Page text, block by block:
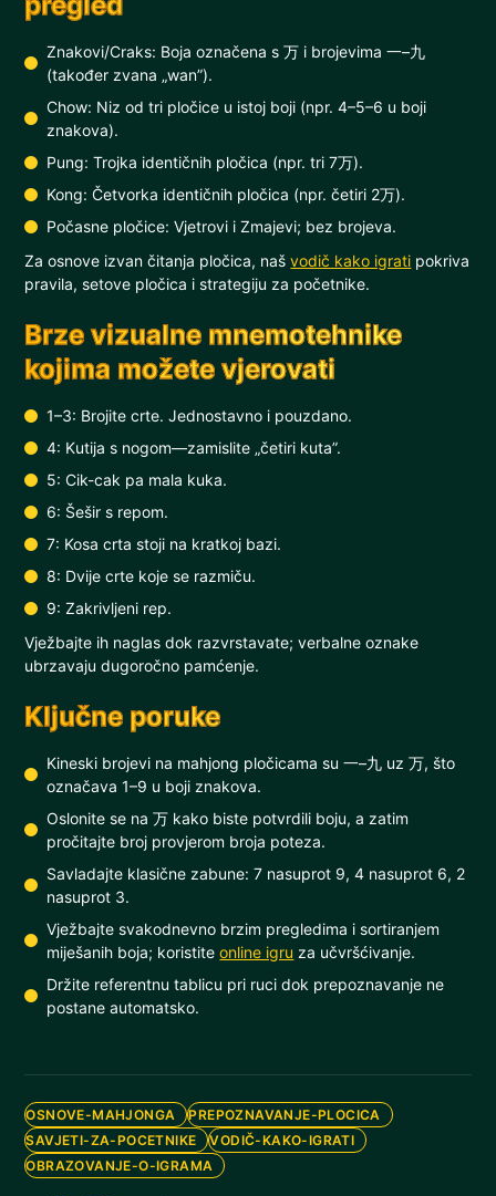
Znakovi/Craks: Boja označena s 万 i brojevima 一–九
(također zvana „wan”).
Chow: Niz od tri pločice u istoj boji (npr. 4–5–6 u boji
znakova).
Pung: Trojka identičnih pločica (npr. tri 7万).
Kong: Četvorka identičnih pločica (npr. četiri 2万).
Počasne pločice: Vjetrovi i Zmajevi; bez brojeva.
Za osnove izvan čitanja pločica, našvodič kako igrati pokriva
pravila, setove pločica i strategiju za početnike.
Brze vizualne mnemotehnike
kojima možete vjerovati
1–3: Brojite crte. Jednostavno i pouzdano.
4: Kutija s nogom—zamislite „četiri kuta”.
5: Cik-cak pa mala kuka.
6: Šešir s repom.
7: Kosa crta stoji na kratkoj bazi.
8: Dvije crte koje se razmiču.
9: Zakrivljeni rep.
Vježbajte ih naglas dok razvrstavate; verbalne oznake
ubrzavaju dugoročno pamćenje.
Ključne poruke
Kineski brojevi na mahjong pločicama su 一–九 uz 万, što
označava 1–9 u boji znakova.
Oslonite se na 万 kako biste potvrdili boju, a zatim
pročitajte broj provjerom broja poteza.
Savladajte klasične zabune: 7 nasuprot 9, 4 nasuprot 6, 2
nasuprot 3.
Vježbajte svakodnevno brzim pregledima i sortiranjem
miješanih boja; koristiteonline igru za učvršćivanje.
Držite referentnu tablicu pri ruci dok prepoznavanje ne
postane automatsko.
OSNOVE-MAHJONGA
PREPOZNAVANJE-PLOCICA
SAVJETI-ZA-POCETNIKE
VODIČ-KAKO-IGRATI
OBRAZOVANJE-O-IGRAMA